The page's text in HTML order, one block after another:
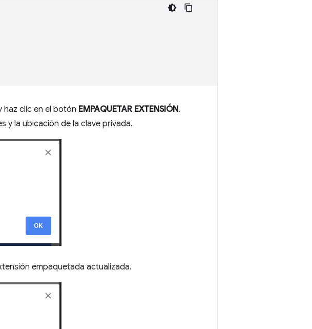
haz clic en el botón EMPAQUETAR EXTENSIÓN.
y la ubicación de la clave privada.
empaquetada actualizada.